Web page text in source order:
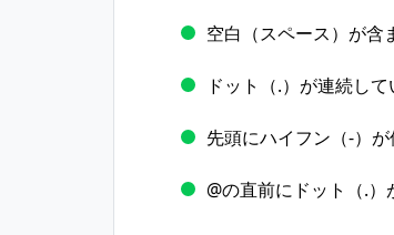
空白（スペース）が含
ドット（.）が連続し
先頭にハイフン（-）
@の直前にドット（.）